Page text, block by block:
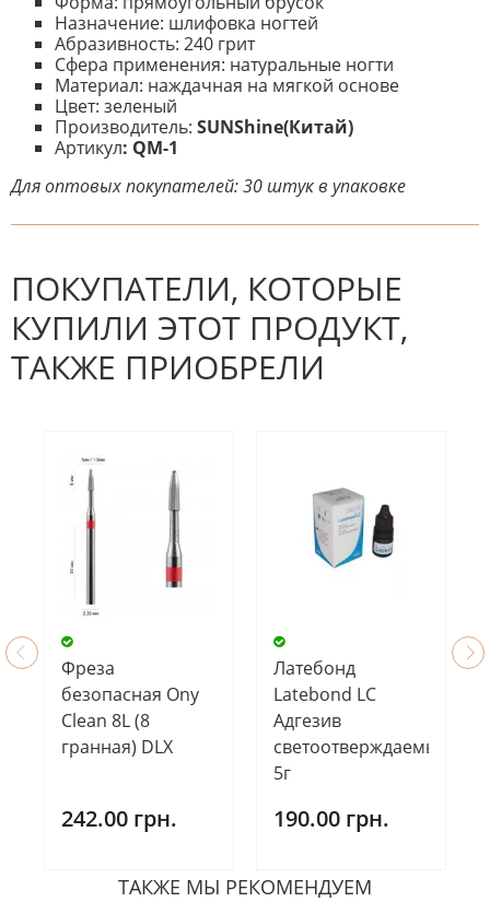
Назначение: шлифовка ногтей
Абразивность: 240 грит
Сфера применения: натуральные ногти
Материал: наждачная на мягкой основе
Цвет: зеленый
Производитель: SUNShine(Китай)
Артикул: QM-1
Для оптовых покупателей: 30 штук в упаковке
К настоящему времени нет
отзыв.
ПОКУПАТЕЛИ, КОТОРЫЕ
КУПИЛИ ЭТОТ ПРОДУКТ,
ТАКЖЕ ПРИОБРЕЛИ
Фреза
безопасная Ony
Clean 8L (8
гранная) DLX
242.00 грн.
Латебонд
Latebond LC
Адгезив
светоотверждаемый,
5г
190.00 грн.
ТАКЖЕ МЫ РЕКОМЕНДУЕМ